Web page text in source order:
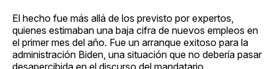
El hecho fue más allá de los previsto por expertos,
quienes estimaban una baja cifra de nuevos empleos en
el primer mes del año. Fue un arranque exitoso para la
administración Biden, una situación que no debería pasar
desapercibida en el discurso del mandatario.